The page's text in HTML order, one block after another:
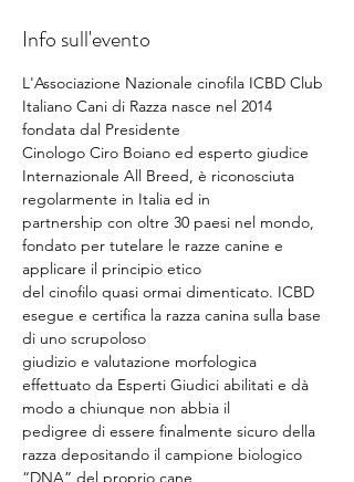
Info sull'evento
L'Associazione Nazionale cinofila ICBD Club
Italiano Cani di Razza nasce nel 2014
fondata dal Presidente
Cinologo Ciro Boiano ed esperto giudice
Internazionale All Breed, è riconosciuta
regolarmente in Italia ed in
partnership con oltre 30 paesi nel mondo,
fondato per tutelare le razze canine e
applicare il principio etico
del cinofilo quasi ormai dimenticato. ICBD
esegue e certifica la razza canina sulla base
di uno scrupoloso
giudizio e valutazione morfologica
effettuato da Esperti Giudici abilitati e dà
modo a chiunque non abbia il
pedigree di essere finalmente sicuro della
razza depositando il campione biologico
“DNA” del proprio cane